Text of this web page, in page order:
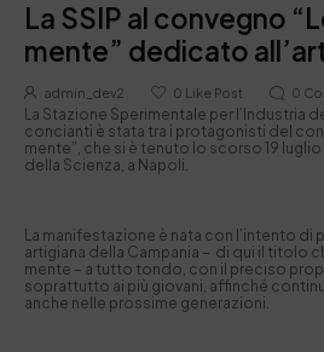
La SSIP al convegno
mente” dedicato
admin_dev2 0 Like Post 0
La Stazione Sperimentale per l’Industria
concianti è stata tra i protagonisti del
mente”, che si è tenuto lo scorso 19
della Scienza, a Napoli.
La manifestazione è nata con l’intento di
artigiana della Campania – di qui il titolo
mente – a tutto tondo, con il preciso
soprattutto ai più giovani, affinché
anche nelle prossime generazioni.